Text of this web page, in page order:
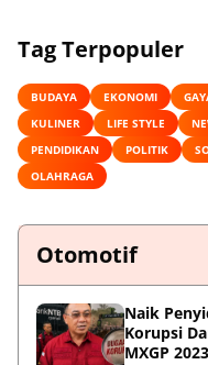
Tag Terpopuler
BUDAYA EKONOMI
KULINER
LIFE STYLE
PENDIDIKAN
POLITIK
OLAHRAGA
Otomotif
Naik
Korupsi
MXGP 2023